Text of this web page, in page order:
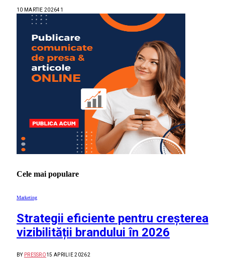
10 MARTIE 202641
Cele mai populare
Marketing
Strategii eficiente pentru creșterea
vizibilității brandului în 2026
BY PRESSRO15 APRILIE 20262